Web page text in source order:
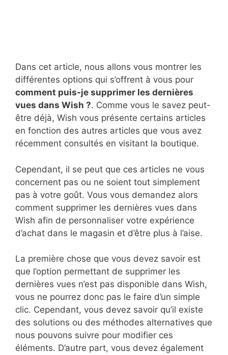
Dans cet article, nous allons vous montrer les
différentes options qui s’offrent à vous pour
comment puis-je supprimer les dernières
vues dans Wish ?. Comme vous le savez peut-
être déjà, Wish vous présente certains articles
en fonction des autres articles que vous avez
récemment consultés en visitant la boutique.
Cependant, il se peut que ces articles ne vous
concernent pas ou ne soient tout simplement
pas à votre goût. Vous vous demandez alors
comment supprimer les dernières vues dans
Wish afin de personnaliser votre expérience
d’achat dans le magasin et d’être plus à l’aise.
La première chose que vous devez savoir est
que l’option permettant de supprimer les
dernières vues n’est pas disponible dans Wish,
vous ne pourrez donc pas le faire d’un simple
clic. Cependant, vous devez savoir qu’il existe
des solutions ou des méthodes alternatives que
nous pouvons suivre pour modifier ces
éléments. D’autre part, vous devez également